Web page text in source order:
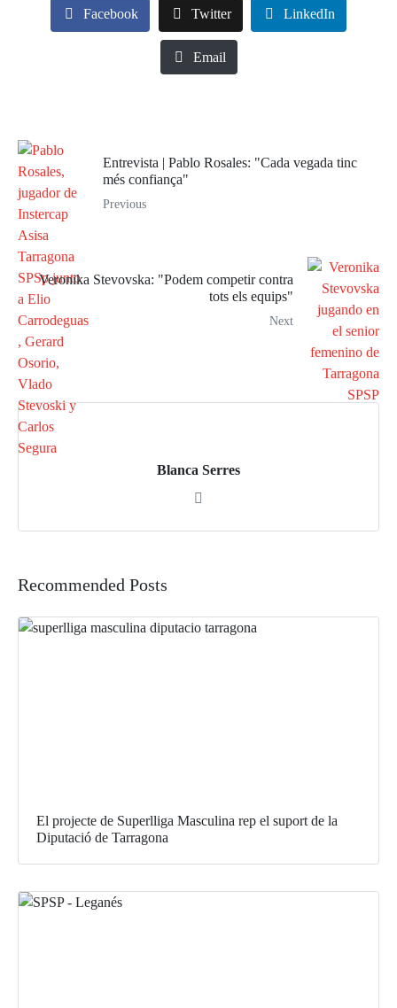
Facebook Twitter LinkedIn
Email
Entrevista | Pablo Rosales: "Cada vegada tinc
més confiança"
Previous
Veronika Stevovska: "Podem competir contra
tots els equips"
Next
Blanca Serres
Recommended Posts
El projecte de Superlliga Masculina rep el suport de la
Diputació de Tarragona